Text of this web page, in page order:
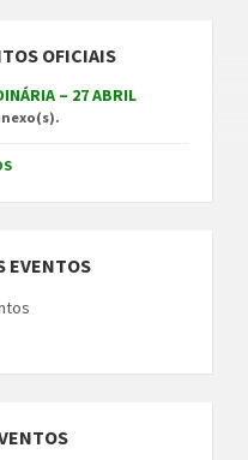
OFICIAIS
– 27 ABRIL
EVENTOS